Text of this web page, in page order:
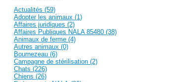
Actualités (59)
Adopter les animaux (1)
Affaires juridiques (2)
Affaires Publiques NALA 85480 (38)
Animaux de ferme (4)
Autres animaux (0)
Bournezeau (6)
Campagne de stérilisation (2)
Chats (226)
Chiens (26)